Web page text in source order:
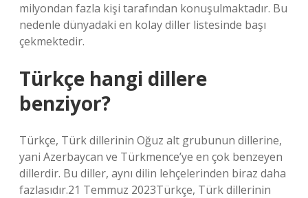
milyondan fazla kişi tarafından konuşulmaktadır. Bu
nedenle dünyadaki en kolay diller listesinde başı
çekmektedir.
Türkçe hangi dillere
benziyor?
Türkçe, Türk dillerinin Oğuz alt grubunun dillerine,
yani Azerbaycan ve Türkmence’ye en çok benzeyen
dillerdir. Bu diller, aynı dilin lehçelerinden biraz daha
fazlasıdır.21 Temmuz 2023Türkçe, Türk dillerinin